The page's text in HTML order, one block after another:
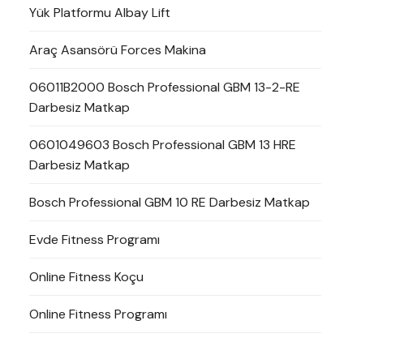
Yük Platformu Albay Lift
Araç Asansörü Forces Makina
06011B2000 Bosch Professional GBM 13-2-RE
Darbesiz Matkap
0601049603 Bosch Professional GBM 13 HRE
Darbesiz Matkap
Bosch Professional GBM 10 RE Darbesiz Matkap
Evde Fitness Programı
Online Fitness Koçu
Online Fitness Programı